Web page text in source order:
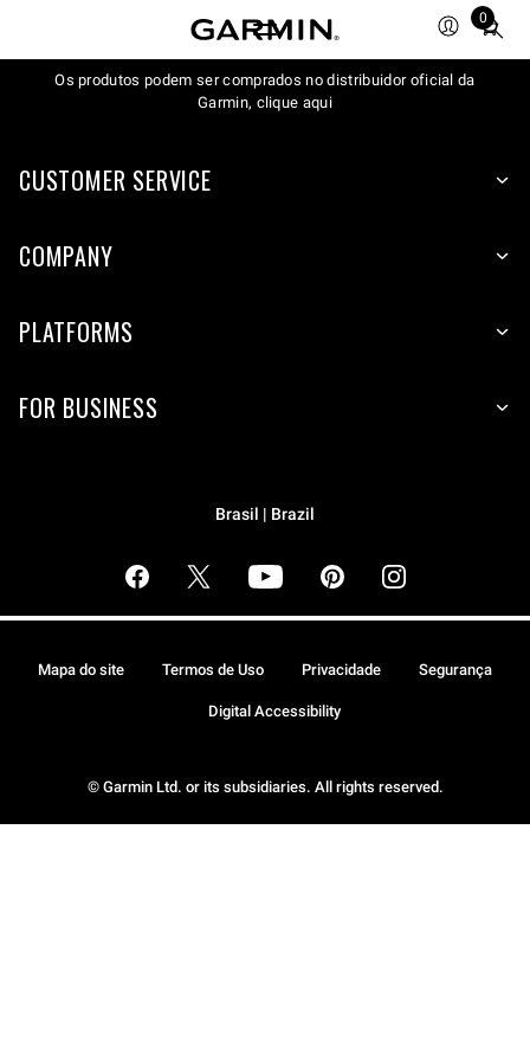
0
Total
in
Os produtos podem ser comprados no distribuidor oficial da
Garmin, clique aqui
CUSTOMER SERVICE
COMPANY
PLATFORMS
FOR BUSINESS
Brasil | Brazil
© Garmin Ltd. or its subsidiaries. All rights reserved.
Mapa do site Termos de Uso Privacidade Segurança
Digital Accessibility